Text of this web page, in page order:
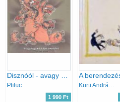
Ptiluc
1 990 Ft